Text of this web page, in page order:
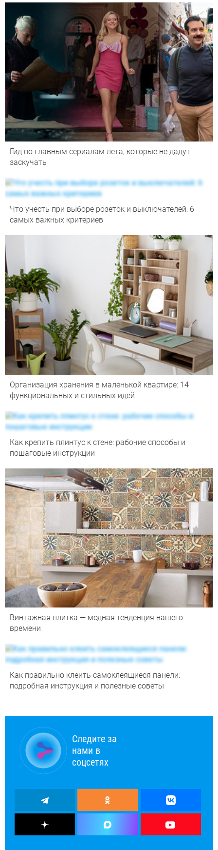
Гид по главным сериалам лета, которые не дадут
заскучать
Что учесть при выборе розеток и выключателей: 6
самых важных критериев
Организация хранения в маленькой квартире: 14
функциональных и стильных идей
Как крепить плинтус к стене: рабочие способы и
пошаговые инструкции
Винтажная плитка — модная тенденция нашего
времени
Как правильно клеить самоклеящиеся панели:
подробная инструкция и полезные советы
Следите за
нами в
соцсетях